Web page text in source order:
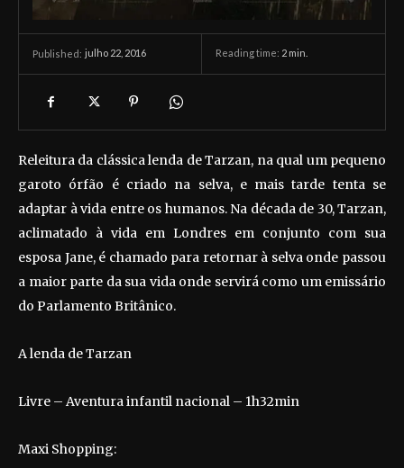
Published: julho 22, 2016 Reading time: 2 min.
Releitura da clássica lenda de Tarzan, na qual um pequeno
garoto órfão é criado na selva, e mais tarde tenta se
adaptar à vida entre os humanos. Na década de 30, Tarzan,
aclimatado à vida em Londres em conjunto com sua
esposa Jane, é chamado para retornar à selva onde passou
a maior parte da sua vida onde servirá como um emissário
do Parlamento Britânico.
A lenda de Tarzan
Livre – Aventura infantil nacional – 1h32min
Maxi Shopping: